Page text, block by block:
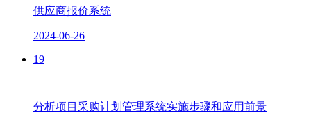
供应商报价系统
2024-06-26
19
分析项目采购计划管理系统实施步骤和应用前景